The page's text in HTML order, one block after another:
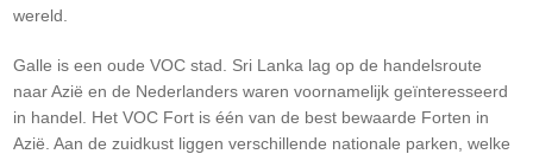
wereld.
Galle is een oude VOC stad. Sri Lanka lag op de handelsroute
naar Azië en de Nederlanders waren voornamelijk geïnteresseerd
in handel. Het VOC Fort is één van de best bewaarde Forten in
Azië. Aan de zuidkust liggen verschillende nationale parken, welke